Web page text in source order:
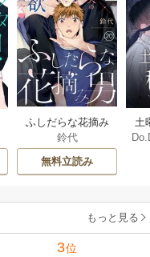
ふしだらな花摘み
男 20巻
鈴代
無料立読み
土
上
もっと見る
3位